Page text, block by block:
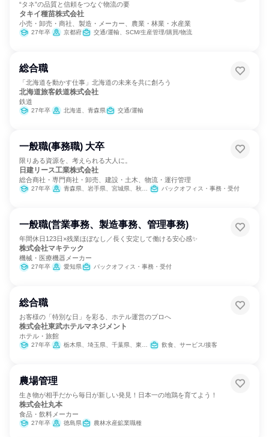
“タネ”の品質と信頼をつなぐ物流の要
タキイ種苗株式会社
小売・卸売・商社、製造・メーカー、農業・林業・水産業
27年卒 京都府 交通/運輸、SCM/生産管理/購買/物流
総合職
「北海道を動かす仕事」北海道の未来を共に創ろう
北海道旅客鉄道株式会社
鉄道
27年卒 北海道、青森県 交通/運輸
一般職(事務職) 大卒
限りある資源を、考えられる大人に。
日建リース工業株式会社
総合商社・専門商社・卸売、建設・土木、物流・運行管理
27年卒 青森県、岩手県、宮城県、秋田県、山形県、福島県、茨城県、栃木県、群馬県、埼玉県、千葉県、東京都、神奈川県、新潟県、石川県、福井県、山梨県、長野県、静岡県、愛知県、三重県、大阪府、鳥取県、岡山県、広島県、山口県、香川県、愛媛県、高知県、福岡県、佐賀県、長崎県、熊本県、大分県、鹿児島県、沖縄県 バックオフィス・事務・受付
一般職(営業事務、製造事務、管理事務)
年間休日123日×残業ほぼなし／長く安定して働ける安心感✨
株式会社マキテック
機械・医療機器メーカー
27年卒 愛知県 バックオフィス・事務・受付
総合職
お客様の「特別な日」を彩る、ホテル運営のプロへ
株式会社東武ホテルマネジメント
ホテル・旅館
27年卒 栃木県、埼玉県、千葉県、東京都 飲食、サービス/接客
農場管理
生き物が相手だから毎日が新しい発見！日本一の地鶏を育てよう！
株式会社丸本
食品・飲料メーカー
27年卒 徳島県 農林水産鉱業職種